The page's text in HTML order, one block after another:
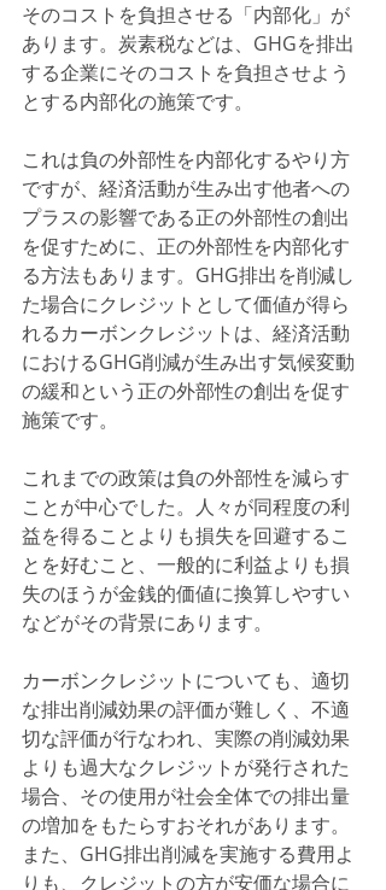
そのコストを負担させる「内部化」が
あります。炭素税などは、GHGを排出
する企業にそのコストを負担させよう
とする内部化の施策です。
これは負の外部性を内部化するやり方
ですが、経済活動が生み出す他者への
プラスの影響である正の外部性の創出
を促すために、正の外部性を内部化す
る方法もあります。GHG排出を削減し
た場合にクレジットとして価値が得ら
れるカーボンクレジットは、経済活動
におけるGHG削減が生み出す気候変動
の緩和という正の外部性の創出を促す
施策です。
これまでの政策は負の外部性を減らす
ことが中心でした。人々が同程度の利
益を得ることよりも損失を回避するこ
とを好むこと、一般的に利益よりも損
失のほうが金銭的価値に換算しやすい
などがその背景にあります。
カーボンクレジットについても、適切
な排出削減効果の評価が難しく、不適
切な評価が行なわれ、実際の削減効果
よりも過大なクレジットが発行された
場合、その使用が社会全体での排出量
の増加をもたらすおそれがあります。
また、GHG排出削減を実施する費用よ
りも、クレジットの方が安価な場合に